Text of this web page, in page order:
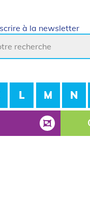
à la newsletter
L M N